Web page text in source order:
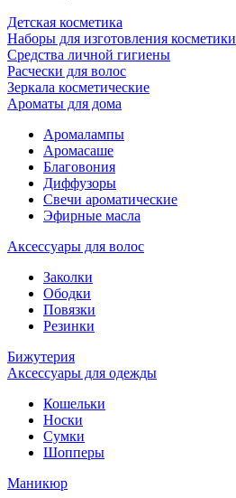
Детская косметика
Наборы для изготовления косметики
Средства личной гигиены
Расчески для волос
Зеркала косметические
Ароматы для дома
Аромалампы
Аромасаше
Благовония
Диффузоры
Свечи ароматические
Эфирные масла
Аксессуары для волос
Заколки
Ободки
Повязки
Резинки
Бижутерия
Аксессуары для одежды
Кошельки
Носки
Сумки
Шопперы
Маникюр